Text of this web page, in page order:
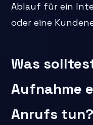
Ablauf für ein
oder eine
Was
Aufnahme
Anrufs tun?